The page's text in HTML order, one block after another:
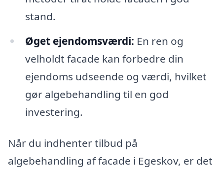
stand.
Øget ejendomsværdi: En ren og
velholdt facade kan forbedre din
ejendoms udseende og værdi, hvilket
gør algebehandling til en god
investering.
Når du indhenter tilbud på
algebehandling af facade i Egeskov, er det